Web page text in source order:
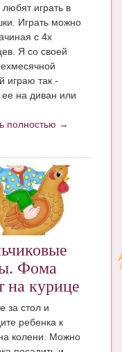
любят играть в
Играть можно
с 4х
Я со своей
играю так -
ее на диван или
полностью →
Фома
на курице
за стол и
ребенка к
колени. Можно